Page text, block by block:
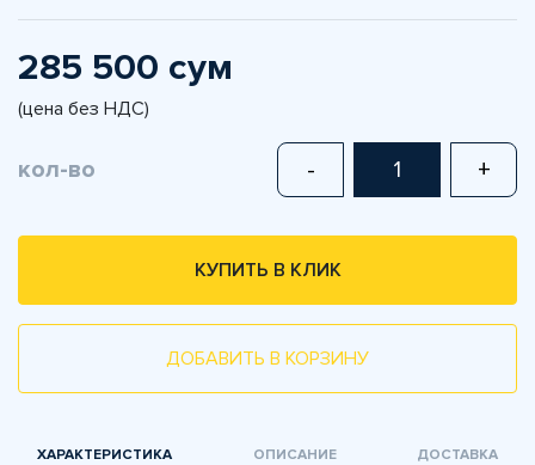
285 500 сум
(цена без НДС)
кол-во - +
КУПИТЬ В КЛИК
ДОБАВИТЬ В КОРЗИНУ
ХАРАКТЕРИСТИКА ОПИСАНИЕ ДОСТАВКА